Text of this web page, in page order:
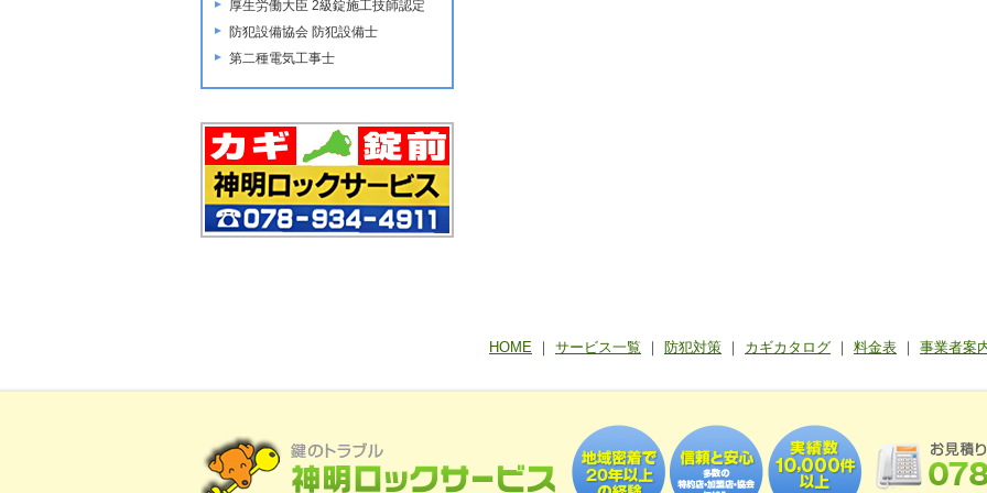
厚生労働大臣 2級錠施工技師認定
防犯設備協会 防犯設備士
第二種電気工事士
HOME ｜ サービス一覧 ｜ 防犯対策 ｜ カギカタログ ｜ 料金表 ｜ 事業者案